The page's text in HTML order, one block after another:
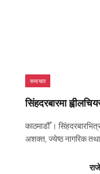
समाचार
सिंहदरबारमा
काठमाडौँ ।
अशक्त, ज्येष्ठ नागरिक